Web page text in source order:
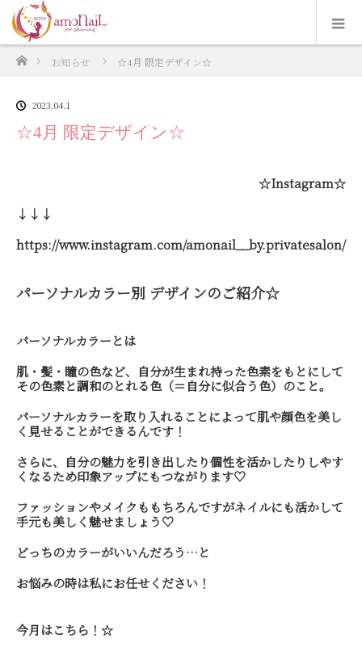
ホームお知らせ ☆4月 限定デザイン☆
2023.04.1
☆4月 限定デザイン☆
☆Instagram☆
↓↓↓
https://www.instagram.com/amonail__by.privatesalon/
パーソナルカラー別 デザインのご紹介☆
パーソナルカラーとは
肌・髪・瞳の色など、自分が生まれ持った色素をもとにして
その色素と調和のとれる色（＝自分に似合う色）のこと。
パーソナルカラーを取り入れることによって肌や顔色を美し
く見せることができるんです！
さらに、自分の魅力を引き出したり個性を活かしたりしやす
くなるため印象アップにもつながります♡
ファッションやメイクももちろんですがネイルにも活かして
手元も美しく魅せましょう♡
どっちのカラーがいいんだろう…と
お悩みの時は私にお任せください！
今月はこちら！☆